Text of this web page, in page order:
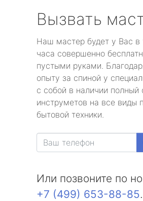
Вызвать
Наш мастер будет у Вас в
часа совершенно
пустыми руками.
опыту за спиной у
с собой в наличии полный
инструметов на все виды
бытовой техники.
Или позвоните по
+7 (499) 653-88-85.